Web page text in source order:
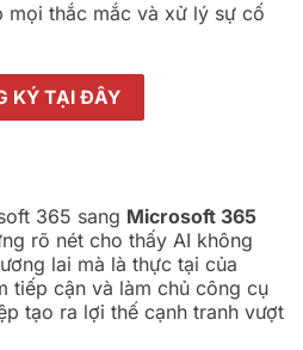
mọi thắc mắc và xử lý sự cố
KÝ TẠI ĐÂY
365 sang Microsoft 365
rõ nét cho thấy AI không
lai mà là thực tại của
tiếp cận và làm chủ công cụ
tạo ra lợi thế cạnh tranh vượt